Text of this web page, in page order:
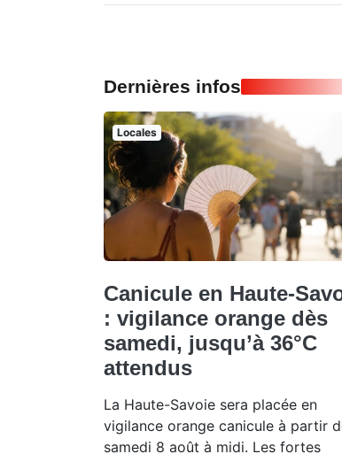
Dernières infos
Locales
Canicule en Haute-
: vigilance orange dès
samedi, jusqu’à 36°C
attendus
La Haute-Savoie sera placée en
vigilance orange canicule à partir
samedi 8 août à midi. Les fortes